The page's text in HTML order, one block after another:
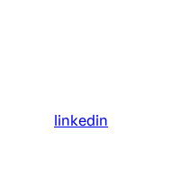
linkedin